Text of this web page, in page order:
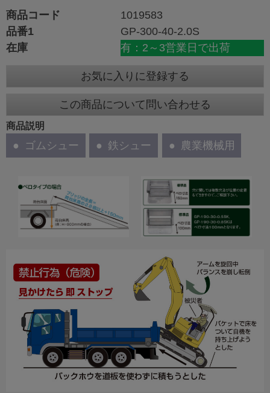
商品コード
1019583
品番1
GP-300-40-2.0S
在庫
有：2～3営業日で出荷
お気に入りに登録する
この商品について問い合わせる
商品説明
ゴムシュー 鉄シュー 農業機械用